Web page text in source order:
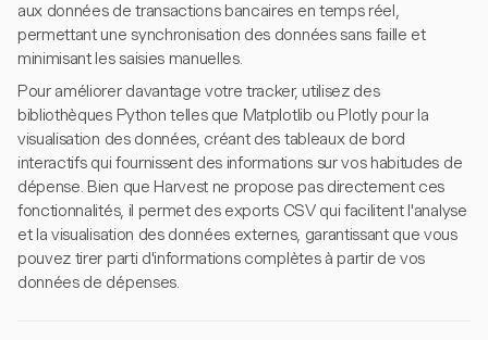
aux données de transactions bancaires en temps réel,
permettant une synchronisation des données sans faille et
minimisant les saisies manuelles.
Pour améliorer davantage votre tracker, utilisez des
bibliothèques Python telles que Matplotlib ou Plotly pour la
visualisation des données, créant des tableaux de bord
interactifs qui fournissent des informations sur vos habitudes de
dépense. Bien que Harvest ne propose pas directement ces
fonctionnalités, il permet des exports CSV qui facilitent l'analyse
et la visualisation des données externes, garantissant que vous
pouvez tirer parti d'informations complètes à partir de vos
données de dépenses.